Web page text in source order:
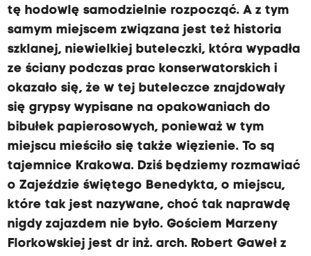
tę hodowlę samodzielnie rozpocząć. A z tym
samym miejscem związana jest też historia
szklanej, niewielkiej buteleczki, która wypadła
ze ściany podczas prac konserwatorskich i
okazało się, że w tej buteleczce znajdowały
się grypsy wypisane na opakowaniach do
bibułek papierosowych, ponieważ w tym
miejscu mieściło się także więzienie. To są
tajemnice Krakowa. Dziś będziemy rozmawiać
o Zajeździe świętego Benedykta, o miejscu,
które tak jest nazywane, choć tak naprawdę
nigdy zajazdem nie było. Gościem Marzeny
Florkowskiej jest dr inż. arch. Robert Gaweł z